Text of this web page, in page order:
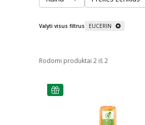
Valyti visus filtrus EUCERIN
Rodomi produktai 2 iš 2
patarimas